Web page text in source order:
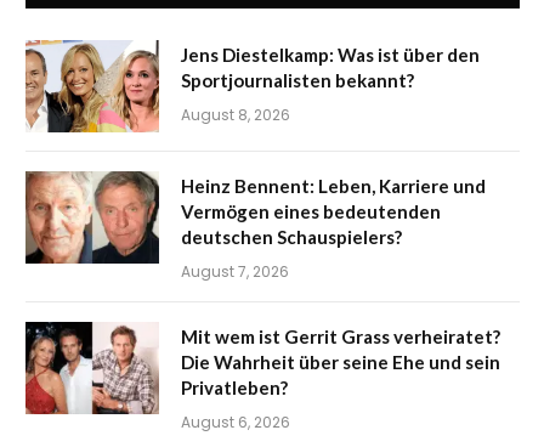
Jens Diestelkamp: Was ist über den
Sportjournalisten bekannt?
August 8, 2026
Heinz Bennent: Leben, Karriere und
Vermögen eines bedeutenden
deutschen Schauspielers?
August 7, 2026
Mit wem ist Gerrit Grass verheiratet?
Die Wahrheit über seine Ehe und sein
Privatleben?
August 6, 2026